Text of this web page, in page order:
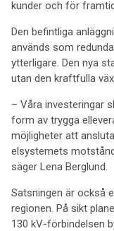
kunder och för
Den befintliga
används som
ytterligare. Den nya
utan den kraftfulla
– Våra investeringar
form av trygga
möjligheter att
elsystemets
säger Lena Berglund.
Satsningen är också
regionen. På sikt
130 kV-förbindelsen